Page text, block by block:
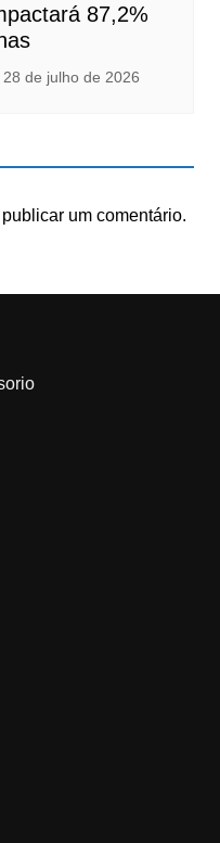
87,2%
28 de julho de 2026
um comentário.